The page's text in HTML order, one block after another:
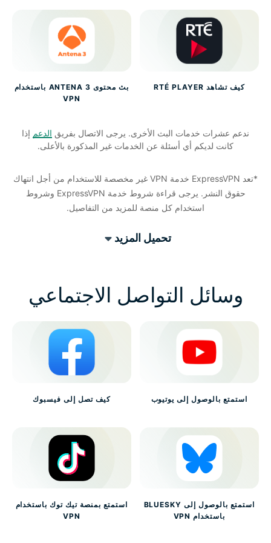
كيف تشاهد RTÉ PLAYER
بث محتوى ANTENA 3 باستخدام
VPN
ندعم عشرات خدمات البث الأخرى. يرجى الاتصال بفريق الدعم إذا
كانت لديكم أي أسئلة عن الخدمات غير المذكورة بالأعلى.
*تعد ExpressVPN خدمة VPN غير مخصصة للاستخدام من أجل انتهاك
حقوق النشر. يرجى قراءة شروط خدمة ExpressVPN وشروط
استخدام كل منصة للمزيد من التفاصيل.
تحميل المزيد
وسائل التواصل الاجتماعي
استمتع بالوصول إلى يوتيوب كيف تصل إلى فيسبوك
استمتع بالوصول إلى BLUESKY
باستخدام VPN
استمتع بمنصة تيك توك باستخدام
VPN